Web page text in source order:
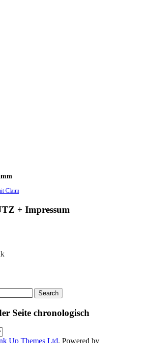
+ Impressum
Seite chronologisch
Up Themes Ltd. Powered by